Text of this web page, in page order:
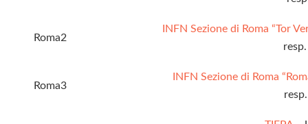
Roma2
INFN Sezione di Roma “Tor
Roma3
INFN Sezione di Roma